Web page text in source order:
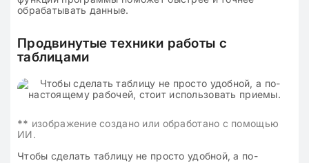
обрабатывать данные.
Продвинутые техники работы с
таблицами
** изображение создано или обработано с помощью
ИИ.
Чтобы сделать таблицу не просто удобной, а по-